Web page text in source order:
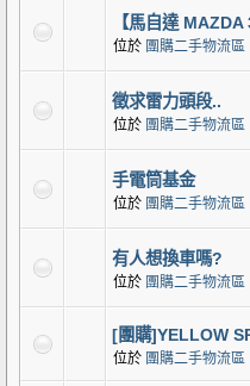
【馬自達
位於 團購二手物流區
徵求雷力頭段..
位於 團購二手物流區
手電筒基金
位於 團購二手物流區
有人想換車嗎?
位於 團購二手物流區
[團購]YELLOW
位於 團購二手物流區